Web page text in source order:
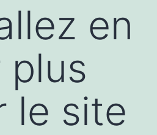
en
plus
le site